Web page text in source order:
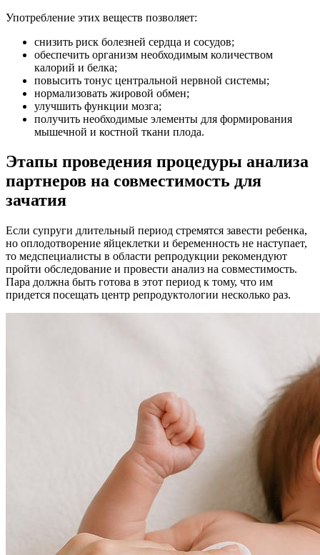
Употребление этих веществ позволяет:
снизить риск болезней сердца и сосудов;
обеспечить организм необходимым количеством
калорий и белка;
повысить тонус центральной нервной системы;
нормализовать жировой обмен;
улучшить функции мозга;
получить необходимые элементы для формирования
мышечной и костной ткани плода.
Этапы проведения процедуры анализа
партнеров на совместимость для
зачатия
Если супруги длительный период стремятся завести ребенка,
но оплодотворение яйцеклетки и беременность не наступает,
то медспециалисты в области репродукции рекомендуют
пройти обследование и провести анализ на совместимость.
Пара должна быть готова в этот период к тому, что им
придется посещать центр репродуктологии несколько раз.